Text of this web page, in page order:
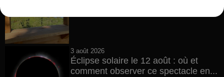
3 août 2026
Éclipse solaire le 12 août : où et
comment observer ce spectacle en...